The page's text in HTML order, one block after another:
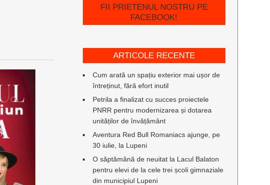
FII PRIETENUL NOSTRU PE
FACEBOOK!
ARTICOLE RECENTE
Cum arată un spațiu exterior mai ușor de
întreținut, fără efort inutil
Petrila a finalizat cu succes proiectele
PNRR pentru modernizarea și dotarea
unităților de învățământ
Aventura Red Bull Romaniacs ajunge, pe
30 iulie, la Lupeni
O săptămână de neuitat la Lacul Balaton
pentru elevi de la cele trei școli gimnaziale
din municipiul Lupeni